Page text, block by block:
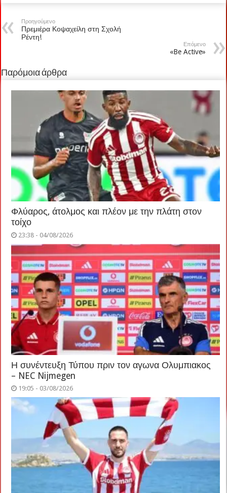
Προηγούμενο
Πρεμιέρα Κοψαχείλη στη Σχολή
Ρέντη!
Επόμενο
«Be Active»
Παρόμοια άρθρα
Φλύαρος, άτολμος και πλέον με την πλάτη στον
τοίχο
23:38 - 04/08/2026
Η συνέντευξη Τύπου πριν τον αγωνα Ολυμπιακος
– NEC Nijmegen
19:05 - 03/08/2026